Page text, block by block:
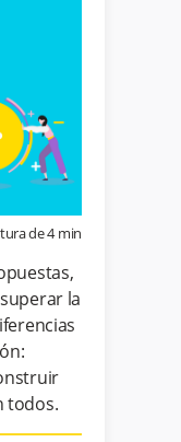
de4min
la
todos.